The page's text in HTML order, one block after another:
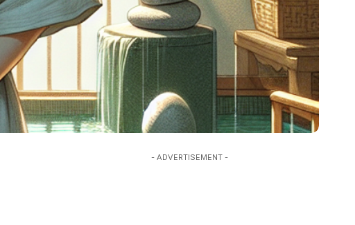
- ADVERTISEMENT -